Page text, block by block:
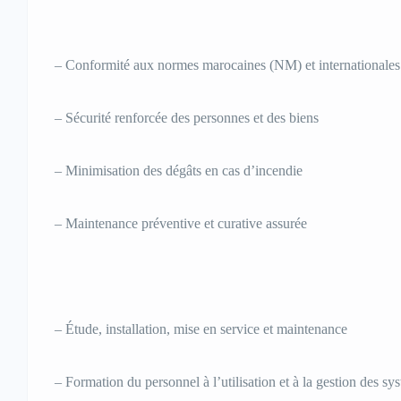
– Conformité aux normes marocaines (NM) et internationales
– Sécurité renforcée des personnes et des biens
– Minimisation des dégâts en cas d’incendie
– Maintenance préventive et curative assurée
– Étude, installation, mise en service et maintenance
– Formation du personnel à l’utilisation et à la gestion des